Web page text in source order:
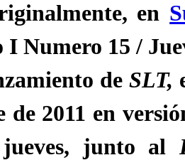
en
Numero 15 /
de SLT,
de 2011 en
junto al